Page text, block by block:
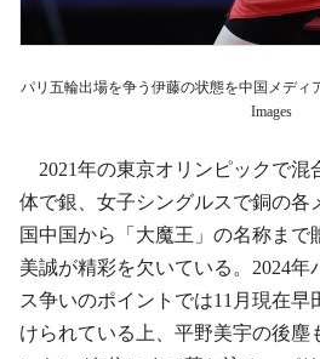
パリ五輪出場を争う伊藤の状態を中国メディ
Images
2021年の東京オリンピックで混
体で銀、女子シングルスで銅の各
国中国から「大魔王」の名称まで
美誠が精彩を欠いている。2024
ス争いのポイントでは11月現在早
けられている上、平野美宇の後塵